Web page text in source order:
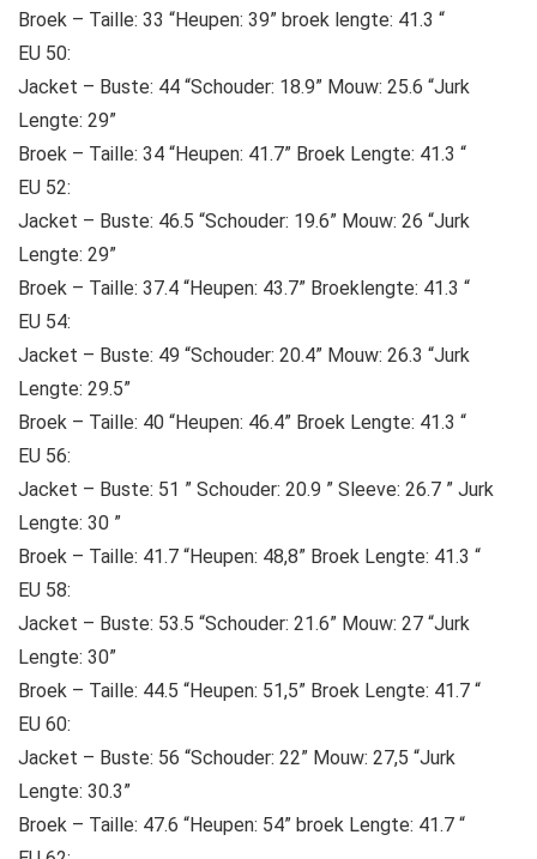
Broek – Taille: 33 “Heupen: 39” broek lengte: 41.3 “
EU 50:
Jacket – Buste: 44 “Schouder: 18.9” Mouw: 25.6 “Jurk
Lengte: 29”
Broek – Taille: 34 “Heupen: 41.7” Broek Lengte: 41.3 “
EU 52:
Jacket – Buste: 46.5 “Schouder: 19.6” Mouw: 26 “Jurk
Lengte: 29”
Broek – Taille: 37.4 “Heupen: 43.7” Broeklengte: 41.3 “
EU 54:
Jacket – Buste: 49 “Schouder: 20.4” Mouw: 26.3 “Jurk
Lengte: 29.5”
Broek – Taille: 40 “Heupen: 46.4” Broek Lengte: 41.3 “
EU 56:
Jacket – Buste: 51 ” Schouder: 20.9 ” Sleeve: 26.7 ” Jurk
Lengte: 30 ”
Broek – Taille: 41.7 “Heupen: 48,8” Broek Lengte: 41.3 “
EU 58:
Jacket – Buste: 53.5 “Schouder: 21.6” Mouw: 27 “Jurk
Lengte: 30”
Broek – Taille: 44.5 “Heupen: 51,5” Broek Lengte: 41.7 “
EU 60:
Jacket – Buste: 56 “Schouder: 22” Mouw: 27,5 “Jurk
Lengte: 30.3”
Broek – Taille: 47.6 “Heupen: 54” broek Lengte: 41.7 “